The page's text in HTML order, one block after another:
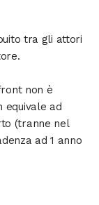
tra gli attori
non è
equivale ad
(tranne nel
ad 1 anno